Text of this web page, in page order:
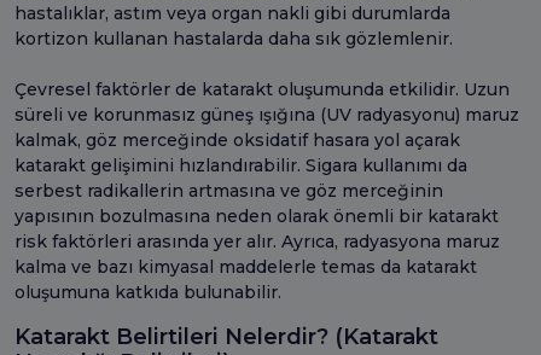
hastalıklar, astım veya organ nakli gibi durumlarda
kortizon kullanan hastalarda daha sık gözlemlenir.
Çevresel faktörler de katarakt oluşumunda etkilidir. Uzun
süreli ve korunmasız güneş ışığına (UV radyasyonu) maruz
kalmak, göz merceğinde oksidatif hasara yol açarak
katarakt gelişimini hızlandırabilir. Sigara kullanımı da
serbest radikallerin artmasına ve göz merceğinin
yapısının bozulmasına neden olarak önemli bir katarakt
risk faktörleri arasında yer alır. Ayrıca, radyasyona maruz
kalma ve bazı kimyasal maddelerle temas da katarakt
oluşumuna katkıda bulunabilir.
Katarakt Belirtileri Nelerdir? (Katarakt